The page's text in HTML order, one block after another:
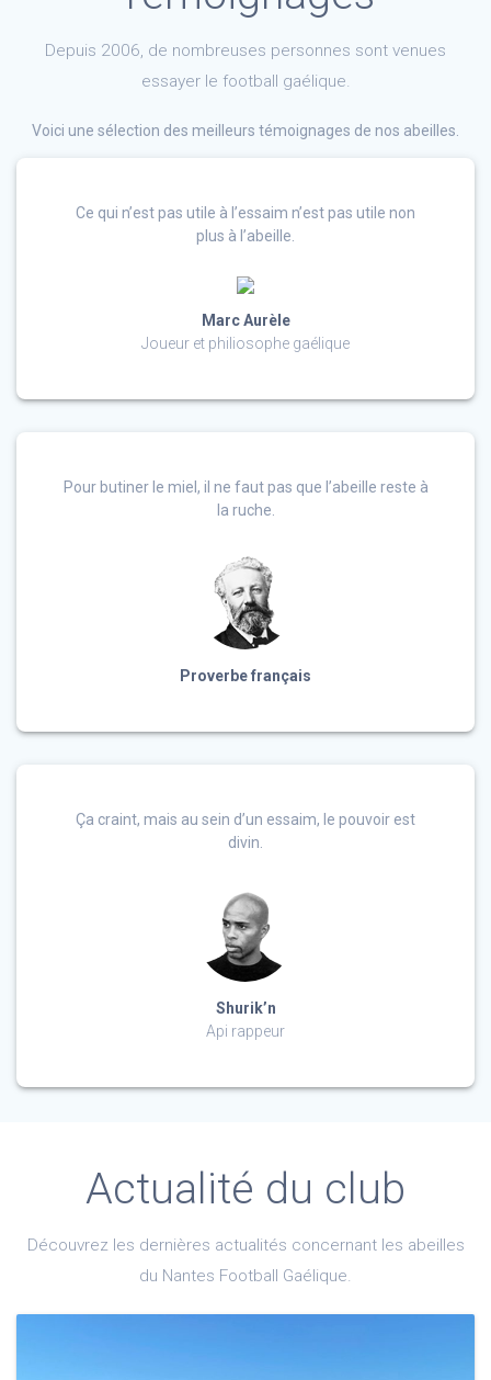
Depuis 2006, de nombreuses personnes sont venues
essayer le football gaélique.
Voici une sélection des meilleurs témoignages de nos abeilles.
Ce qui n’est pas utile à l’essaim n’est pas utile non
plus à l’abeille.
Marc Aurèle
Joueur et philiosophe gaélique
Pour butiner le miel, il ne faut pas que l’abeille reste à
la ruche.
Proverbe français
Ça craint, mais au sein d’un essaim, le pouvoir est
divin.
Shurik’n
Api rappeur
Actualité du club
Découvrez les dernières actualités concernant les abeilles
du Nantes Football Gaélique.